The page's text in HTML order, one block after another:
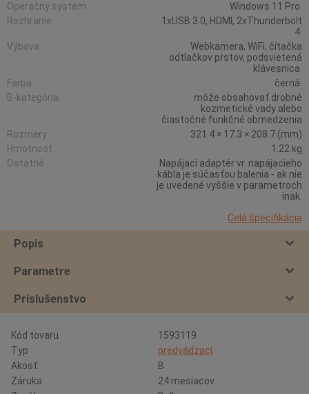
Operačný systém
Windows 11 Pro
Rozhranie
1xUSB 3.0, HDMI, 2xThunderbolt
4
Výbava
Webkamera, WiFi, čítačka
odtlačkov prstov, podsvietená
klávesnica
Farba
černá
B-kategória
môže obsahovať drobné
kozmetické vady alebo
čiastočné funkčné obmedzenia
Rozmery
321.4 × 17.3 × 208.7 (mm)
Hmotnosť
1.22 kg
Ostatné
Napájací adaptér vr. napájacieho
kábla je súčasťou balenia - ak nie
je uvedené vyššie v parametroch
inak.
Celá špecifikácia
Popis
Parametre
Príslušenstvo
Kód tovaru
1593119
Typ
predvádzací
Akosť:
B
Záruka
24 mesiacov